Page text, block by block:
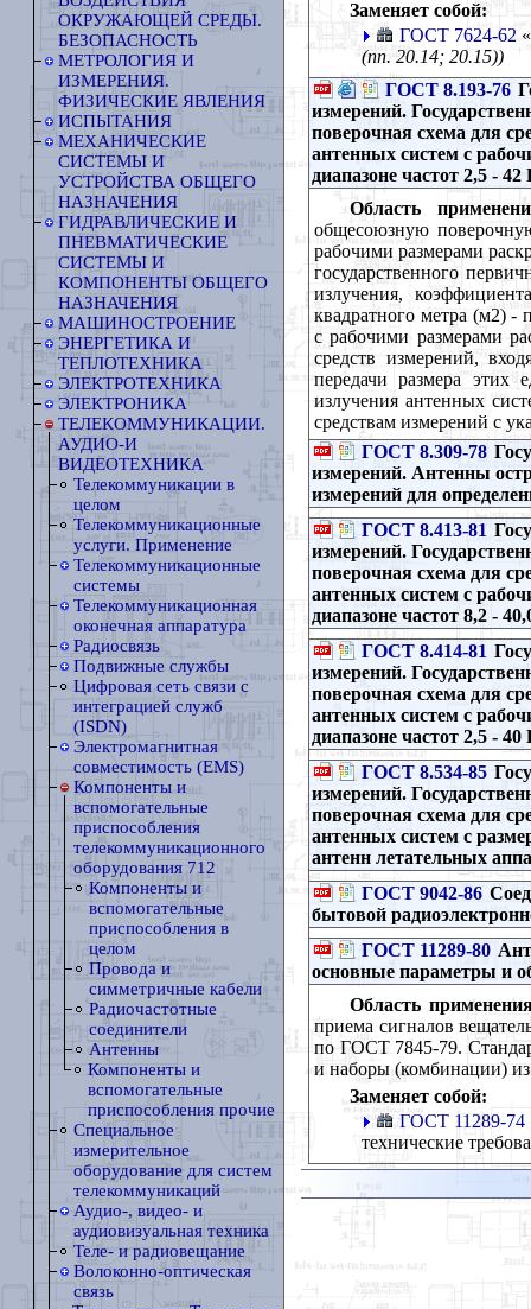
ОКРУЖАЮЩЕЙ СРЕДЫ.
БЕЗОПАСНОСТЬ
МЕТРОЛОГИЯ И
ИЗМЕРЕНИЯ.
ФИЗИЧЕСКИЕ ЯВЛЕНИЯ
ИСПЫТАНИЯ
МЕХАНИЧЕСКИЕ
СИСТЕМЫ И
УСТРОЙСТВА ОБЩЕГО
НАЗНАЧЕНИЯ
ГИДРАВЛИЧЕСКИЕ И
ПНЕВМАТИЧЕСКИЕ
СИСТЕМЫ И
КОМПОНЕНТЫ ОБЩЕГО
НАЗНАЧЕНИЯ
МАШИНОСТРОЕНИЕ
ЭНЕРГЕТИКА И
ТЕПЛОТЕХНИКА
ЭЛЕКТРОТЕХНИКА
ЭЛЕКТРОНИКА
ТЕЛЕКОММУНИКАЦИИ.
АУДИО-И
ВИДЕОТЕХНИКА
Телекоммуникации в
целом
Телекоммуникационные
услуги. Применение
Телекоммуникационные
системы
Телекоммуникационная
оконечная аппаратура
Радиосвязь
Подвижные службы
Цифровая сеть связи с
интеграцией служб
(ISDN)
Электромагнитная
совместимость (EMS)
Компоненты и
вспомогательные
приспособления
телекоммуникационного
оборудования 712
Компоненты и
вспомогательные
приспособления в
целом
Провода и
симметричные кабели
Радиочастотные
соединители
Антенны
Компоненты и
вспомогательные
приспособления прочие
Специальное
измерительное
оборудование для систем
телекоммуникаций
Аудио-, видео- и
аудиовизуальная техника
Теле- и радиовещание
Волоконно-оптическая
связь
Заменяет собой:
ГОСТ 7624-62
(пп. 20.14; 20.15))
ГОСТ 8.193-76
измерений.
поверочная схема для
антенных систем с
диапазоне частот 2,5 - 42
Область
общесоюзную
рабочими размерами
государственного
излучения,
квадратного метра (м2) -
с рабочими размерами
средств измерений,
передачи размера
излучения антенных
средствам измерений с
ГОСТ 8.309-78
измерений. Антенны
измерений для
ГОСТ 8.413-81
измерений.
поверочная схема для
антенных систем с
диапазоне частот 8,2 -
ГОСТ 8.414-81
измерений.
поверочная схема для
антенных систем с
диапазоне частот 2,5 - 40
ГОСТ 8.534-85
измерений.
поверочная схема для
антенных систем с
антенн летательных
ГОСТ 9042-86
бытовой
ГОСТ 11289-80
основные параметры и
Область
приема сигналов
по ГОСТ 7845-79.
и наборы (комбинации)
Заменяет собой:
ГОСТ 11289-74
технические